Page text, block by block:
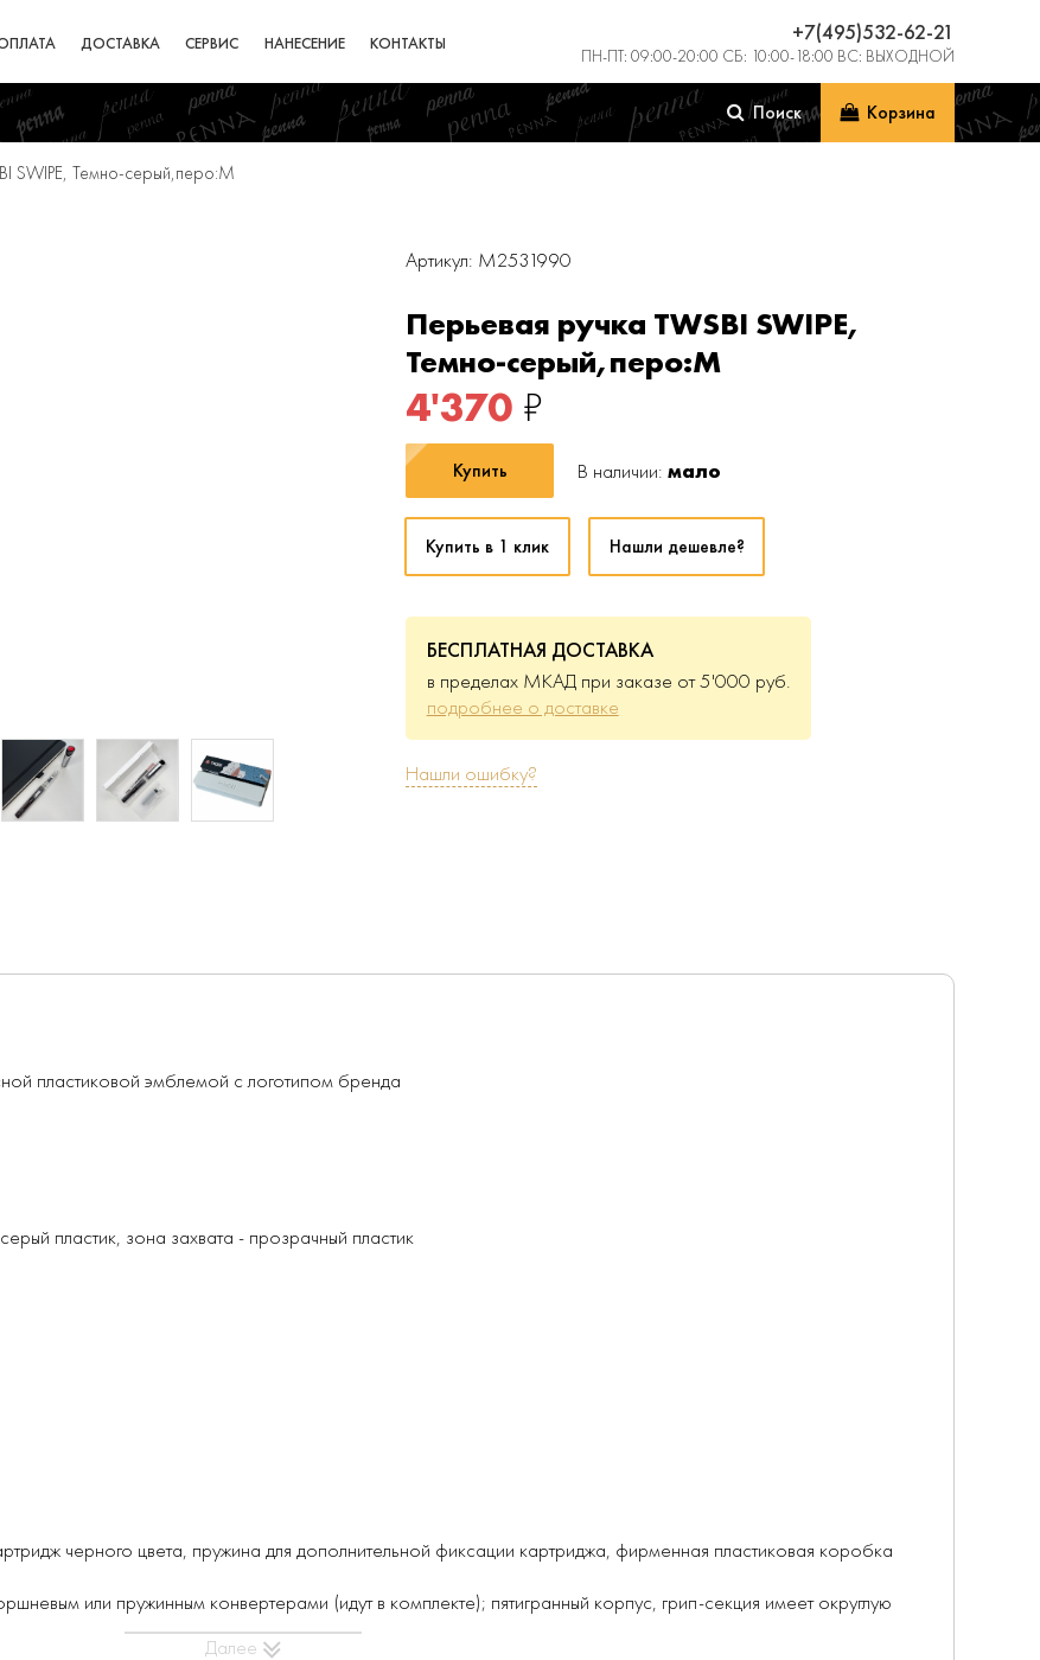
ДОСТАВКА СЕРВИС НАНЕСЕНИЕ КОНТАКТЫ +7(495)532-62-21
ПН-ПТ: 09:00-20:00 СБ: 10:00-18:00 ВС: ВЫХОДНОЙ
Поиск Корзина
SWIPE, Темно-серый,перо:M
Артикул: M2531990
Перьевая ручка TWSBI SWIPE,
Темно-серый,перо:M
4'370 ₽
Купить В наличии:мало
Купить в 1 клик Нашли дешевле?
БЕСПЛАТНАЯ ДОСТАВКА
в пределах МКАД при заказе от 5'000 руб.
подробнее о доставке
Нашли ошибку?
пластиковой эмблемой с логотипом бренда
пластик, зона захвата - прозрачный пластик
черного цвета, пружина для дополнительной фиксации картриджа, фирменная пластиковая коробка
или пружинным конвертерами (идут в комплекте); пятигранный корпус, грип-секция имеет округлую
Далее